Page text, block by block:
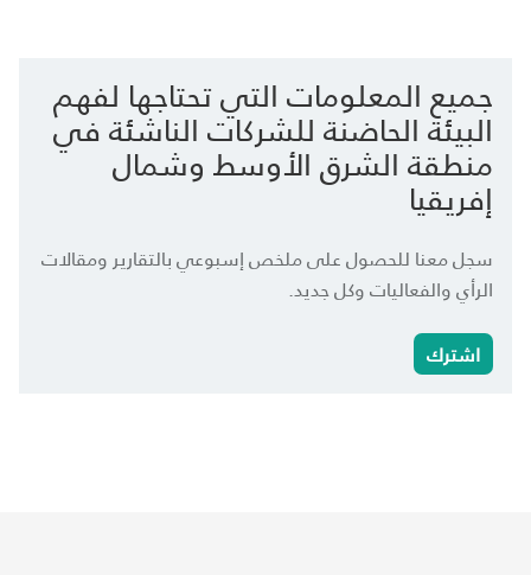
جميع المعلومات التي تحتاجها لفهم
البيئة الحاضنة للشركات الناشئة في
منطقة الشرق الأوسط وشمال
إفريقيا
سجل معنا للحصول على ملخص إسبوعي بالتقارير ومقالات
الرأي والفعاليات وكل جديد.
اشترك